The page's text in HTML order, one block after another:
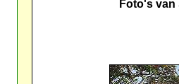
Foto's